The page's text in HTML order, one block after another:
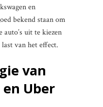
en
bekend staan om
uit te kiezen
van het effect.
van
Uber